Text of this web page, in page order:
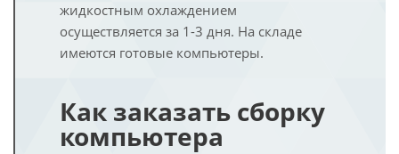
жидкостным охлаждением
осуществляется за 1-3 дня. На складе
имеются готовые компьютеры.
Как заказать сборку
компьютера